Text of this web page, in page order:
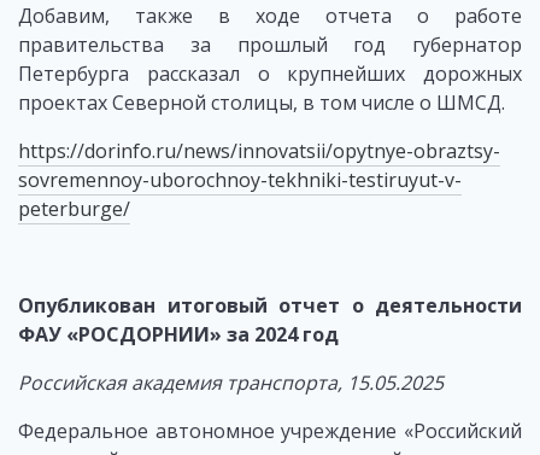
Добавим, также в ходе отчета о работе
правительства за прошлый год губернатор
Петербурга рассказал о крупнейших дорожных
проектах Северной столицы, в том числе о ШМСД.
https://dorinfo.ru/news/innovatsii/opytnye-obraztsy-
sovremennoy-uborochnoy-tekhniki-testiruyut-v-
peterburge/
Опубликован итоговый отчет о деятельности
ФАУ «РОСДОРНИИ» за 2024 год
Российская академия транспорта, 15.05.2025
Федеральное автономное учреждение «Российский